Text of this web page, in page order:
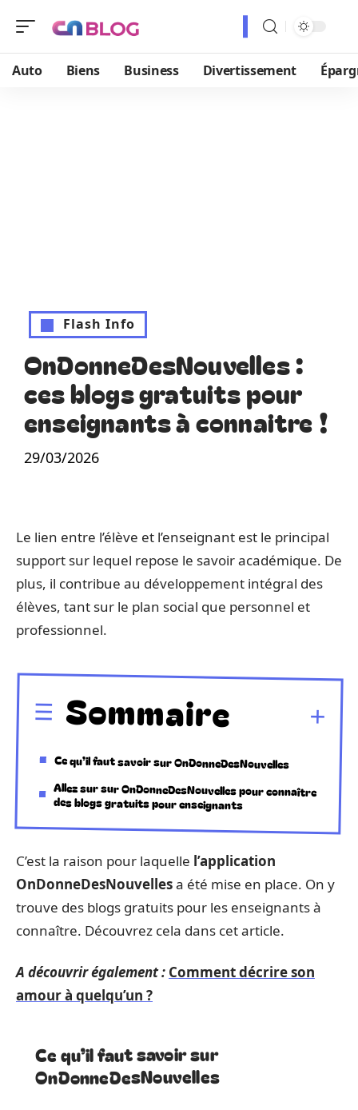
Auto Biens Business Divertissement
Flash Info
OnDonneDesNouvelles :
ces blogs gratuits pour
enseignants à connaitre !
29/03/2026
Le lien entre l’élève et l’enseignant est le principal
support sur lequel repose le savoir académique. De
plus, il contribue au développement intégral des
élèves, tant sur le plan social que personnel et
professionnel.
Sommaire
Ce qu’il faut savoir sur OnDonneDesNouvelles
Allez sur sur OnDonneDesNouvelles pour connaître
des blogs gratuits pour enseignants
C’est la raison pour laquelle l’application
OnDonneDesNouvellesa été mise en place. On y
trouve des blogs gratuits pour les enseignants à
connaître. Découvrez cela dans cet article.
A découvrir également : Comment décrire son
amour à quelqu’un ?
Ce qu’il faut savoir sur
OnDonneDesNouvelles